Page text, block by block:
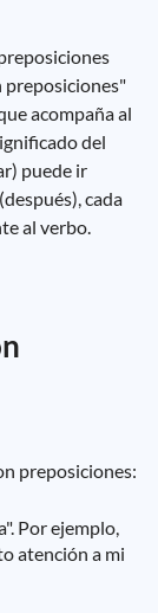
preposiciones"
acompaña al
del
puede ir
cada
al verbo.
preposiciones:
Por ejemplo,
atención a mi